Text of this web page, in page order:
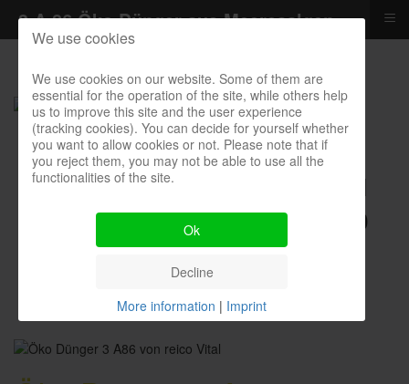
Kontakthotline I Bestellung I
Kosten I Beratung: 04385 900
9299
We use cookies
We use cookies on our website. Some of them are
essential for the operation of the site, while others help
us to improve this site and the user experience
(tracking cookies). You can decide for yourself whether
you want to allow cookies or not. Please note that if
you reject them, you may not be able to use all the
functionalities of the site.
Ok
Decline
More information | Imprint
3 A 86 Öko Dünger aus Meeresalgen ≡